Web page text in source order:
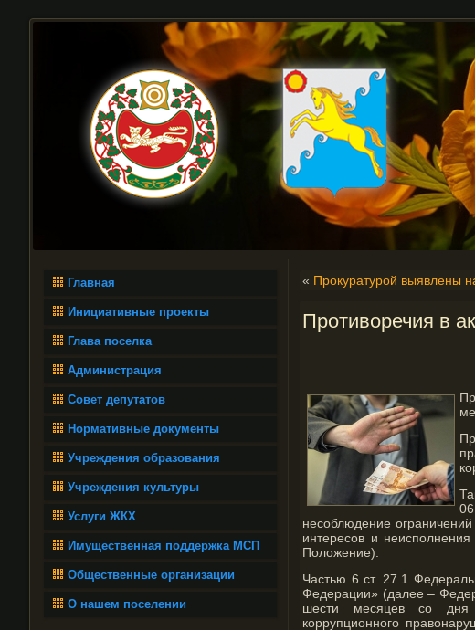
Главная
Инициативные проекты
Глава поселка
Администрация
Совет депутатов
Нормативные документы
Учреждения образования
Учреждения культуры
Услуги ЖКХ
Имущественная поддержка МСП
Общественные организации
О нашем поселении
« Прокуратурой выявлены
Противоречия в
несоблюдение
интересов и
Положение).
Частью 6 ст. 27.1
Федерации» (далее –
шести месяцев со дня
коррупционного